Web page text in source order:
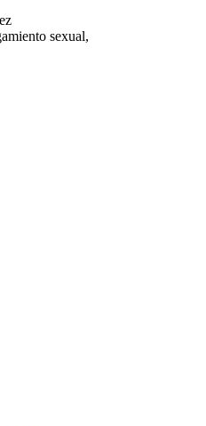
sexual,